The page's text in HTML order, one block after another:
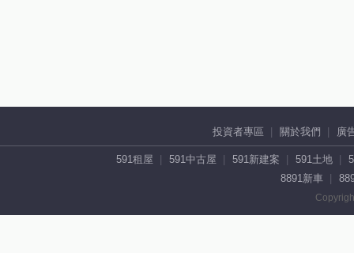
投資者專區 關於我們 廣
591租屋 591中古屋 591新建案 591土地
8891新車